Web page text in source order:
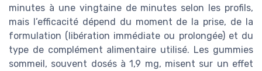
minutes à une vingtaine de minutes selon les profils,
mais l’efficacité dépend du moment de la prise, de la
formulation (libération immédiate ou prolongée) et du
type de complément alimentaire utilisé. Les gummies
sommeil, souvent dosés à 1,9 mg, misent sur un effet